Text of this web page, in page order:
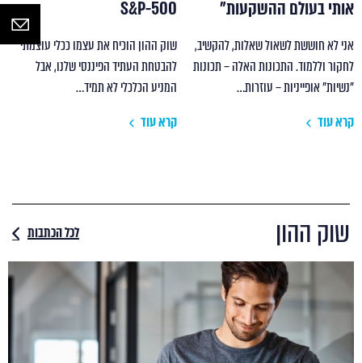
אותי בעולם ההשקעות"
אני לא חוששת לשאול שאלות, להקשיב,
לחקור וללמוד. התכונות האלה – תכונות
"נשיות" אופייניות – עוזרות…
קרא עוד
S&P-500
שוק ההון הוכיח את עצמו ככלי עוצמתי
להבטחת העתיד הפיננסי שלנו, אבל
המניע הכלכלי לא תמיד…
קרא עוד
שוק ההון לכל הכתבות